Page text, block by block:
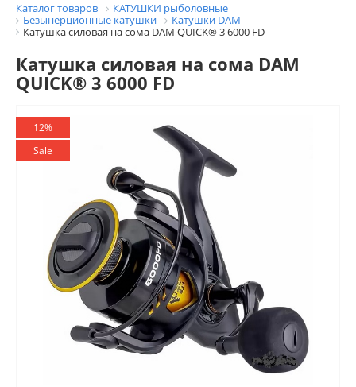
Каталог товаров
КАТУШКИ рыболовные
Безынерционные катушки
Катушки DAM
Катушка силовая на сома DAM QUICK® 3 6000 FD
Катушка силовая на сома DAM
QUICK® 3 6000 FD
12%
Sale